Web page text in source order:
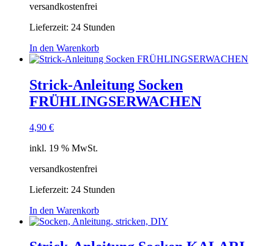
versandkostenfrei
Lieferzeit: 24 Stunden
In den Warenkorb
Strick-Anleitung Socken
FRÜHLINGSERWACHEN
4,90 €
inkl. 19 % MwSt.
versandkostenfrei
Lieferzeit: 24 Stunden
In den Warenkorb